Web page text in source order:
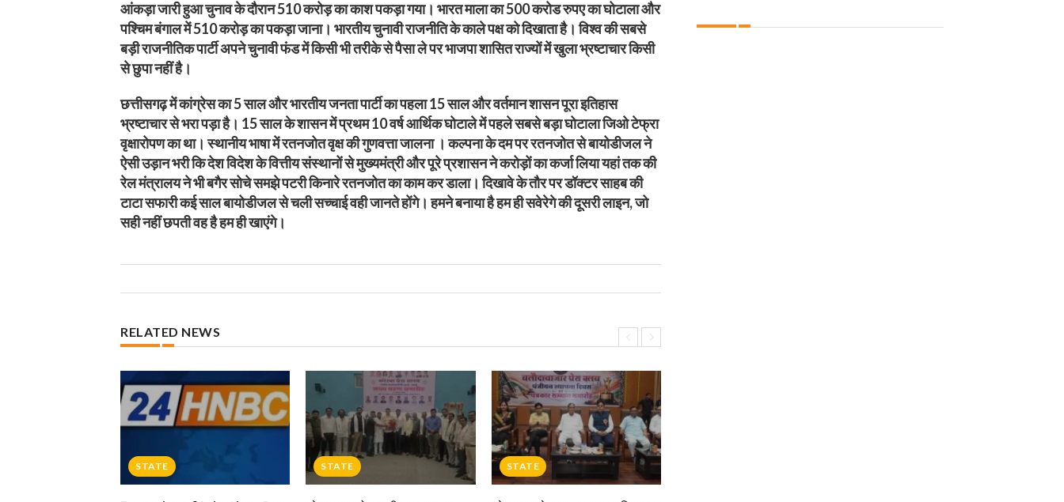
आंकड़ा जारी हुआ चुनाव के दौरान 510 करोड़ का काश पकड़ा गया। भारत माला का 500 करोड रुपए का घोटाला और
पश्चिम बंगाल में 510 करोड़ का पकड़ा जाना। भारतीय चुनावी राजनीति के काले पक्ष को दिखाता है। विश्व की सबसे
बड़ी राजनीतिक पार्टी अपने चुनावी फंड में किसी भी तरीके से पैसा ले पर भाजपा शासित राज्यों में खुला भ्रष्टाचार किसी
से छुपा नहीं है।
छत्तीसगढ़ में कांग्रेस का 5 साल और भारतीय जनता पार्टी का पहला 15 साल और वर्तमान शासन पूरा इतिहास
भ्रष्टाचार से भरा पड़ा है। 15 साल के शासन में प्रथम 10 वर्ष आर्थिक घोटाले में पहले सबसे बड़ा घोटाला जिओ टेफ्रा
वृक्षारोपण का था। स्थानीय भाषा में रतनजोत वृक्ष की गुणवत्ता जालना । कल्पना के दम पर रतनजोत से बायोडीजल ने
ऐसी उड़ान भरी कि देश विदेश के वित्तीय संस्थानों से मुख्यमंत्री और पूरे प्रशासन ने करोड़ों का कर्जा लिया यहां तक की
रेल मंत्रालय ने भी बगैर सोचे समझे पटरी किनारे रतनजोत का काम कर डाला। दिखावे के तौर पर डॉक्टर साहब की
टाटा सफारी कई साल बायोडीजल से चली सच्चाई वही जानते होंगे। हमने बनाया है हम ही सवेरेगे की दूसरी लाइन, जो
सही नहीं छपती वह है हम ही खाएंगे।
RELATED NEWS
STATE STATE STATE